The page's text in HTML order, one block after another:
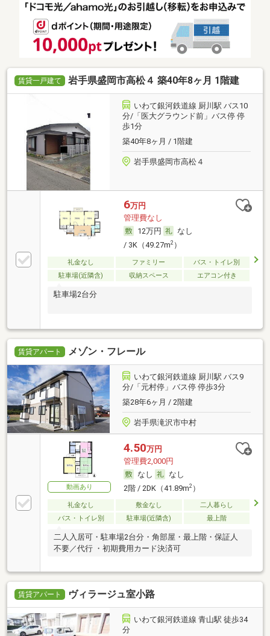
賃貸一戸建て 岩手県盛岡市高松４ 築40年8ヶ月 1階建
いわて銀河鉄道線 厨川駅 バス10
分/「医大グラウンド前」バス停 停
歩1分
築40年8ヶ月 / 1階建
岩手県盛岡市高松４
6万円
管理費なし
12万円
なし
/ 3K（49.27m2）
礼金なし ファミリー
バス・トイレ別
駐車場(近隣含)
収納スペース エアコン付き
駐車場2台分
賃貸アパート メゾン・フレール
いわて銀河鉄道線 厨川駅 バス9
分/「元村停」バス停 停歩3分
築28年6ヶ月 / 2階建
岩手県滝沢市中村
動画あり
4.50万円
管理費2,000円
なし
なし
2階 / 2DK（41.89m2）
礼金なし 敷金なし
二人暮らし
バス・トイレ別
駐車場(近隣含) 最上階
二人入居可・駐車場2台分・角部屋・最上階・保証人
不要／代行 ・初期費用カード決済可
賃貸アパート ヴィラージュ室小路
いわて銀河鉄道線 青山駅 徒歩34
分